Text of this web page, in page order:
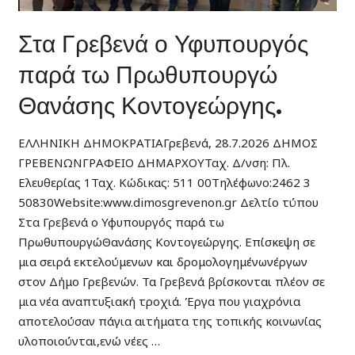
Στα Γρεβενά ο Υφυπουργός
παρά τω Πρωθυπουργώ
Θανάσης Κοντογεώργης.
ΕΛΛΗΝΙΚΗ ΔΗΜΟΚΡΑΤΙΑΓρεβενά, 28.7.2026 ΔΗΜΟΣ
ΓΡΕΒΕΝΩΝΓΡΑΦΕΙΟ ΔΗΜΑΡΧΟΥΤαχ. Δ/νση: Πλ.
Ελευθερίας 1Ταχ. Κώδικας: 511 00Τηλέφωνο:2462 3
50830Website:www.dimosgrevenon.gr Δελτίο τύπου
Στα Γρεβενά ο Υφυπουργός παρά τω
ΠρωθυπουργώΘανάσης Κοντογεώργης. Επίσκεψη σε
μια σειρά εκτελούμενων και δρομολογημένωνέργων
στον Δήμο Γρεβενών. Τα Γρεβενά βρίσκονται πλέον σε
μια νέα αναπτυξιακή τροχιά. Έργα που γιαχρόνια
αποτελούσαν πάγια αιτήματα της τοπικής κοινωνίας
υλοποιούνται,ενώ νέες …